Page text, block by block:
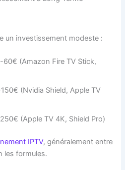
un investissement modeste :
60€ (Amazon Fire TV Stick,
(Nvidia Shield, Apple TV
(Apple TV 4K, Shield Pro)
IPTV, généralement entre
les formules.